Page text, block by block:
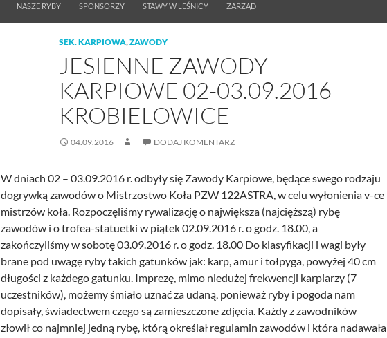
NASZE RYBY SPONSORZY STAWY W LEŚNICY ZARZĄD
SEK. KARPIOWA,ZAWODY
JESIENNE ZAWODY
KARPIOWE 02-03.09.2016
KROBIELOWICE
04.09.2016 DODAJ KOMENTARZ
W dniach 02 – 03.09.2016 r. odbyły się Zawody Karpiowe, będące swego rodzaju
dogrywką zawodów o Mistrzostwo Koła PZW 122ASTRA, w celu wyłonienia v-ce
mistrzów koła. Rozpoczęliśmy rywalizację o największa (najcięższą) rybę
zawodów i o trofea-statuetki w piątek 02.09.2016 r. o godz. 18.00, a
zakończyliśmy w sobotę 03.09.2016 r. o godz. 18.00 Do klasyfikacji i wagi były
brane pod uwagę ryby takich gatunków jak: karp, amur i tołpyga, powyżej 40 cm
długości z każdego gatunku. Imprezę, mimo niedużej frekwencji karpiarzy (7
uczestników), możemy śmiało uznać za udaną, ponieważ ryby i pogoda nam
dopisały, świadectwem czego są zamieszczone zdjęcia. Każdy z zawodników
złowił co najmniej jedną rybę, którą określał regulamin zawodów i która nadawała